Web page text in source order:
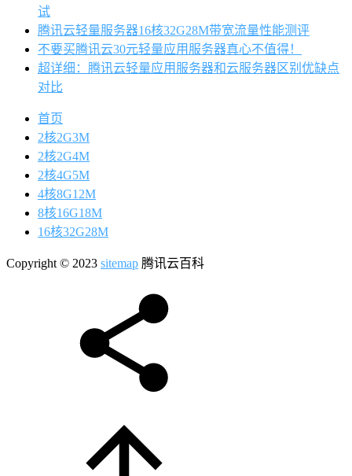
试
腾讯云轻量服务器16核32G28M带宽流量性能测评
不要买腾讯云30元轻量应用服务器真心不值得！
超详细：腾讯云轻量应用服务器和云服务器区别优缺点
对比
首页
2核2G3M
2核2G4M
2核4G5M
4核8G12M
8核16G18M
16核32G28M
Copyright © 2023 sitemap 腾讯云百科